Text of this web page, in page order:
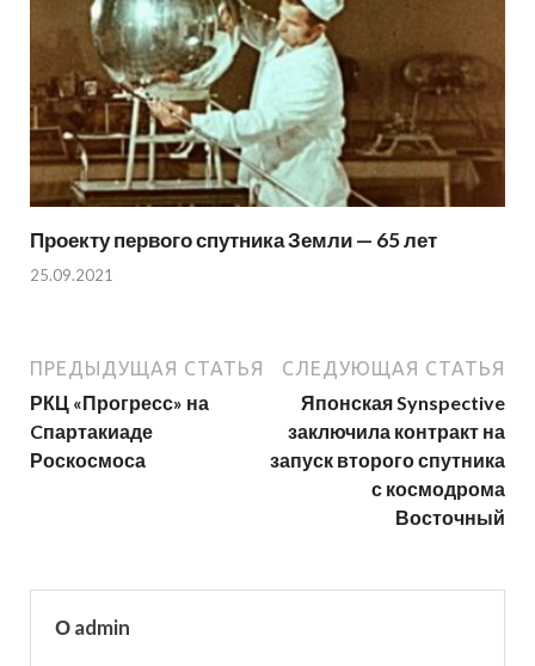
Проекту первого спутника Земли — 65 лет
25.09.2021
ПРЕДЫДУЩАЯ СТАТЬЯ
РКЦ «Прогресс» на
Cпартакиаде
Роскосмоса
СЛЕДУЮЩАЯ СТАТЬЯ
Японская Synspective
заключила контракт на
запуск второго спутника
с космодрома
Восточный
О admin